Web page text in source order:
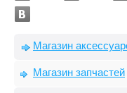
Магазин
Магазин запчастей